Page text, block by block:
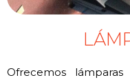
Ofrecemos